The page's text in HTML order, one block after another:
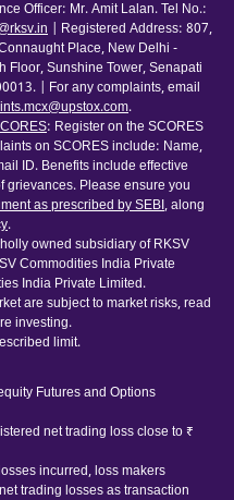
Officer: Mr. Amit Lalan. Tel No.:
| Registered Address: 807,
Place, New Delhi -
Floor, Sunshine Tower, Senapati
| For any complaints, email
.
: Register on the SCORES
on SCORES include: Name,
ID. Benefits include effective
grievances. Please ensure you
as prescribed by SEBI, along
.
owned subsidiary of RKSV
Commodities India Private
India Private Limited.
are subject to market risks, read
investing.
limit.
Futures and Options
net trading loss close to ₹
incurred, loss makers
trading losses as transaction